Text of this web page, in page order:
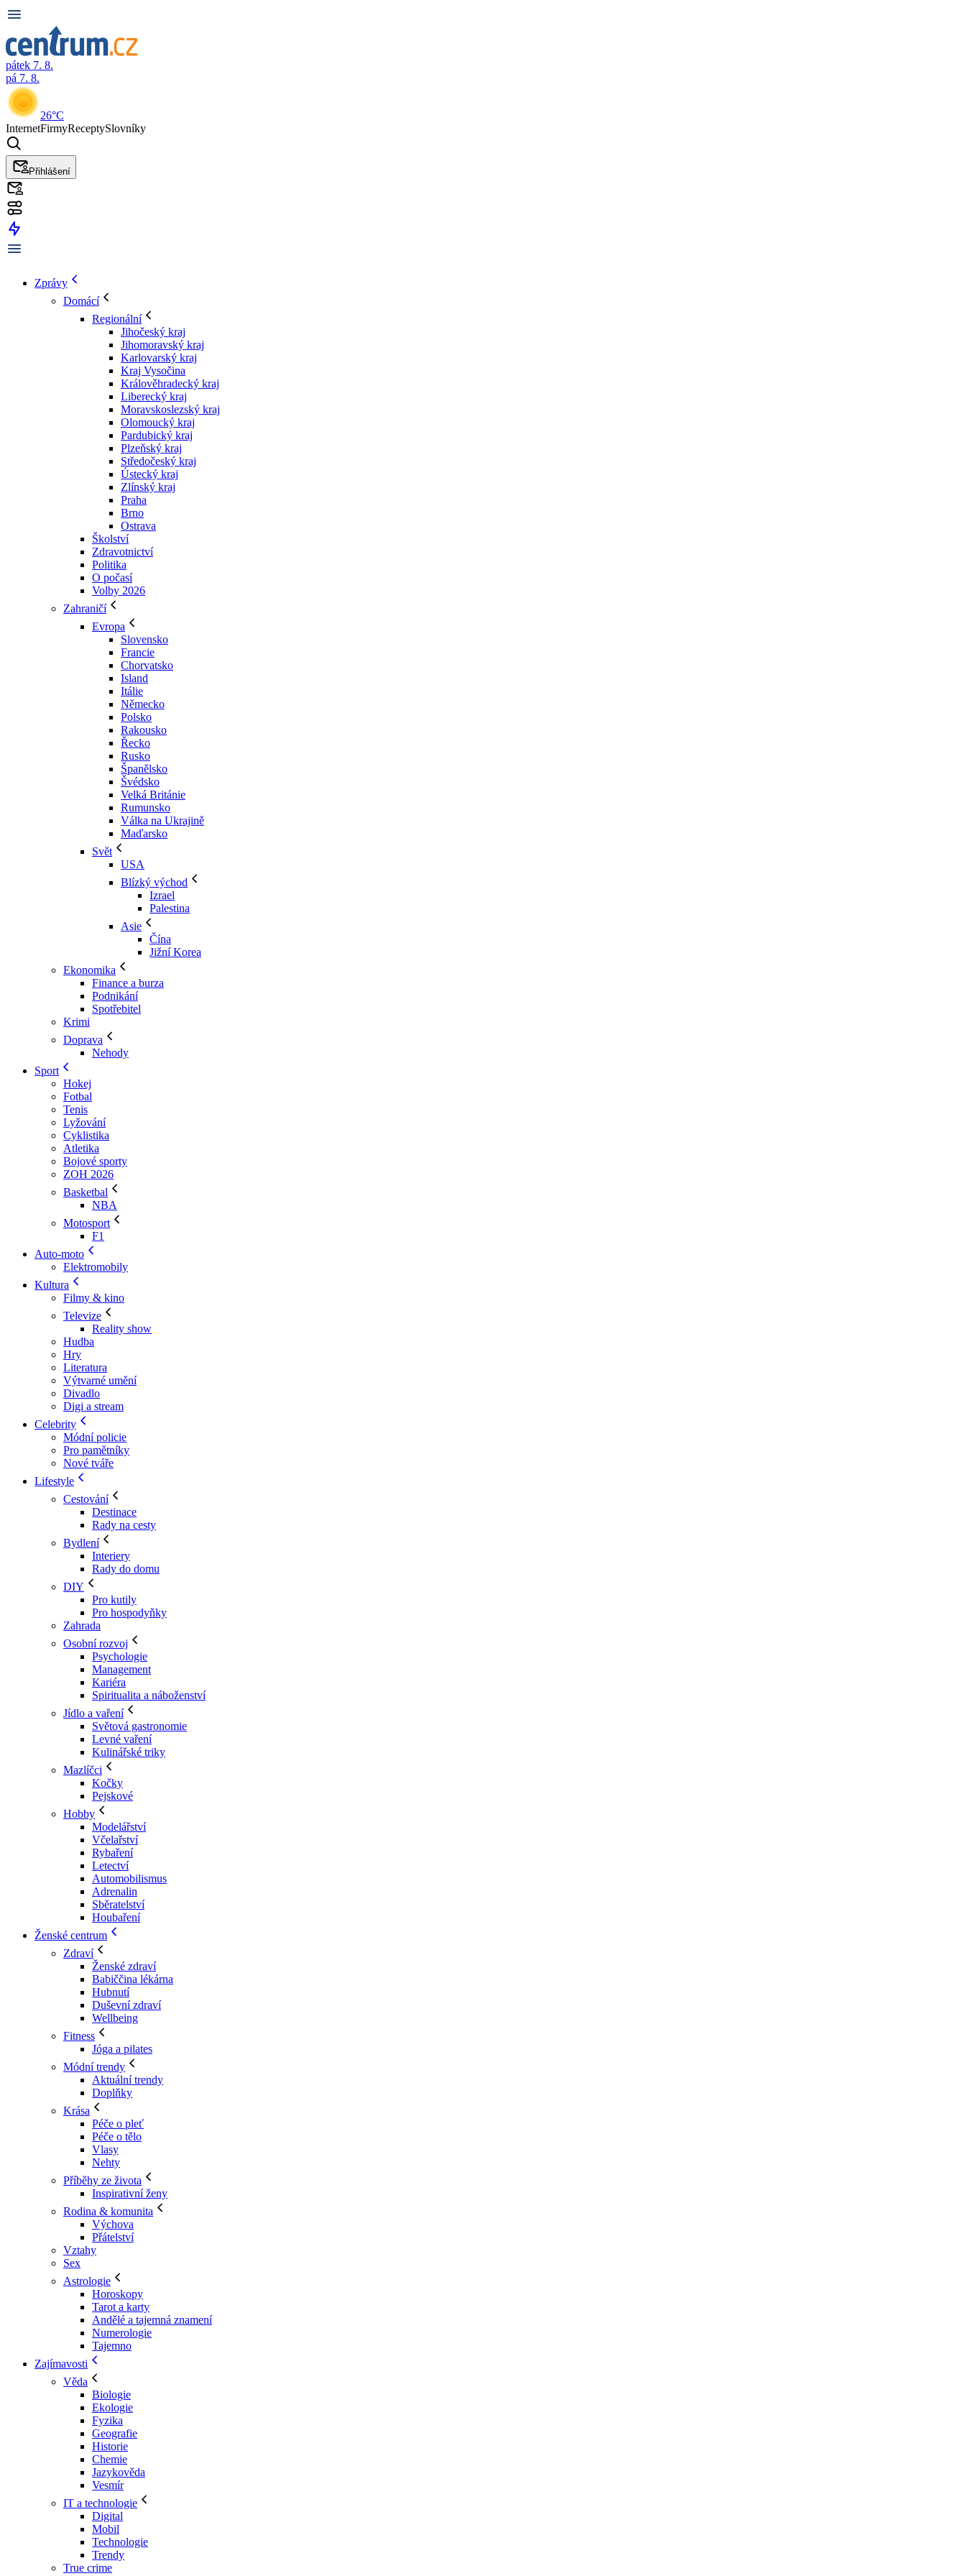
pátek 7. 8.
pá 7. 8.
26°C
InternetFirmyReceptySlovníky
Přihlášení
Zprávy
Domácí
Regionální
Jihočeský kraj
Jihomoravský kraj
Karlovarský kraj
Kraj Vysočina
Králověhradecký kraj
Liberecký kraj
Moravskoslezský kraj
Olomoucký kraj
Pardubický kraj
Plzeňský kraj
Středočeský kraj
Ústecký kraj
Zlínský kraj
Praha
Brno
Ostrava
Školství
Zdravotnictví
Politika
O počasí
Volby 2026
Zahraničí
Evropa
Slovensko
Francie
Chorvatsko
Island
Itálie
Německo
Polsko
Rakousko
Řecko
Rusko
Španělsko
Švédsko
Velká Británie
Rumunsko
Válka na Ukrajině
Maďarsko
Svět
USA
Blízký východ
Izrael
Palestina
Asie
Čína
Jižní Korea
Ekonomika
Finance a burza
Podnikání
Spotřebitel
Krimi
Doprava
Nehody
Sport
Hokej
Fotbal
Tenis
Lyžování
Cyklistika
Atletika
Bojové sporty
ZOH 2026
Basketbal
NBA
Motosport
F1
Auto-moto
Elektromobily
Kultura
Filmy & kino
Televize
Reality show
Hudba
Hry
Literatura
Výtvarné umění
Divadlo
Digi a stream
Celebrity
Módní policie
Pro pamětníky
Nové tváře
Lifestyle
Cestování
Destinace
Rady na cesty
Bydlení
Interiery
Rady do domu
DIY
Pro kutily
Pro hospodyňky
Zahrada
Osobní rozvoj
Psychologie
Management
Kariéra
Spiritualita a náboženství
Jídlo a vaření
Světová gastronomie
Levné vaření
Kulinářské triky
Mazlíčci
Kočky
Pejskové
Hobby
Modelářství
Včelařství
Rybaření
Letectví
Automobilismus
Adrenalin
Sběratelství
Houbaření
Ženské centrum
Zdraví
Ženské zdraví
Babiččina lékárna
Hubnutí
Duševní zdraví
Wellbeing
Fitness
Jóga a pilates
Módní trendy
Aktuální trendy
Doplňky
Krása
Péče o pleť
Péče o tělo
Vlasy
Nehty
Příběhy ze života
Inspirativní ženy
Rodina & komunita
Výchova
Přátelství
Vztahy
Sex
Astrologie
Horoskopy
Tarot a karty
Andělé a tajemná znamení
Numerologie
Tajemno
Zajímavosti
Věda
Biologie
Ekologie
Fyzika
Geografie
Historie
Chemie
Jazykověda
Vesmír
IT a technologie
Digital
Mobil
Technologie
Trendy
True crime